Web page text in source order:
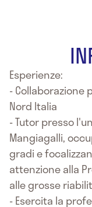
Esperienze:
-
Nord Italia
- Tutor presso
Mangiagalli,
gradi e
attenzione alla
alle grosse
- Esercita la